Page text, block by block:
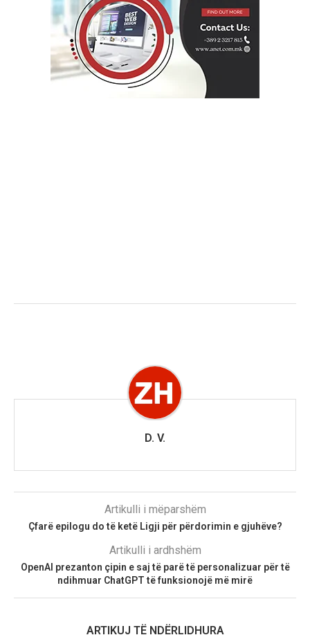
D. V.
Artikulli i mëparshëm
Çfarë epilogu do të ketë Ligji për përdorimin e gjuhëve?
Artikulli i ardhshëm
OpenAI prezanton çipin e saj të parë të personalizuar për të
ndihmuar ChatGPT të funksionojë më mirë
ARTIKUJ TË NDËRLIDHURA